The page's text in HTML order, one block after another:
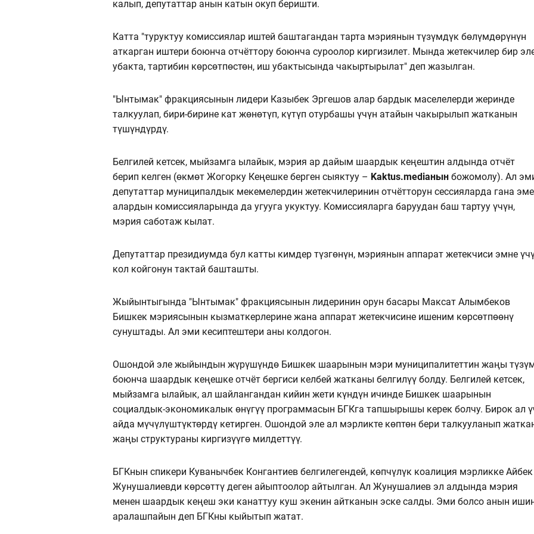
калып, депутаттар анын катын окуп беришти.
Катта "туруктуу комиссиялар иштей баштагандан тарта мэриянын түзүмдүк бөлүмдөрүнүн
аткарган иштери боюнча отчёттору боюнча суроолор киргизилет. Мында жетекчилер бир
убакта, тартибин көрсөтпөстөн, иш убактысында чакыртырылат" деп жазылган.
"Ынтымак" фракциясынын лидери Казыбек Эргешов алар бардык маселелерди жеринде
талкуулап, бири-бирине кат жөнөтүп, күтүп отурбашы үчүн атайын чакырылып жатканын
түшүндүрдү.
Белгилей кетсек, мыйзамга ылайык, мэрия ар дайым шаардык кеңештин алдында отчёт
берип келген (өкмөт Жогорку Кеңешке берген сыяктуу – Kaktus.mediaнын божомолу). Ал
депутаттар муниципалдык мекемелердин жетекчилеринин отчётторун сессияларда гана
алардын комиссияларында да угууга укуктуу. Комиссияларга баруудан баш тартуу үчүн,
мэрия саботаж кылат.
Депутаттар президиумда бул катты кимдер түзгөнүн, мэриянын аппарат жетекчиси эмне
кол койгонун тактай башташты.
Жыйынтыгында "Ынтымак" фракциясынын лидеринин орун басары Максат Алымбеков
Бишкек мэриясынын кызматкерлерине жана аппарат жетекчисине ишеним көрсөтпөөнү
сунуштады. Ал эми кесиптештери аны колдогон.
Ошондой эле жыйындын жүрүшүндө Бишкек шаарынын мэри муниципалитеттин жаңы
боюнча шаардык кеңешке отчёт бергиси келбей жатканы белгилүү болду. Белгилей кетсек,
мыйзамга ылайык, ал шайлангандан кийин жети күндүн ичинде Бишкек шаарынын
социалдык-экономикалык өнүгүү программасын БГКга тапшырышы керек болчу. Бирок ал
айда мүчүлүштүктөрдү кетирген. Ошондой эле ал мэрликте көптөн бери талкууланып
жаңы структураны киргизүүгө милдеттүү.
БГКнын спикери Куванычбек Конгантиев белгилегендей, көпчүлүк коалиция мэрликке Айбек
Жунушалиевди көрсөттү деген айыптоолор айтылган. Ал Жунушалиев эл алдында мэрия
менен шаардык кеңеш эки канаттуу куш экенин айтканын эске салды. Эми болсо анын
аралашпайын деп БГКны кыйытып жатат.